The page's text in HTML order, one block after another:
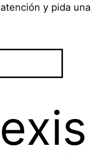
y pida